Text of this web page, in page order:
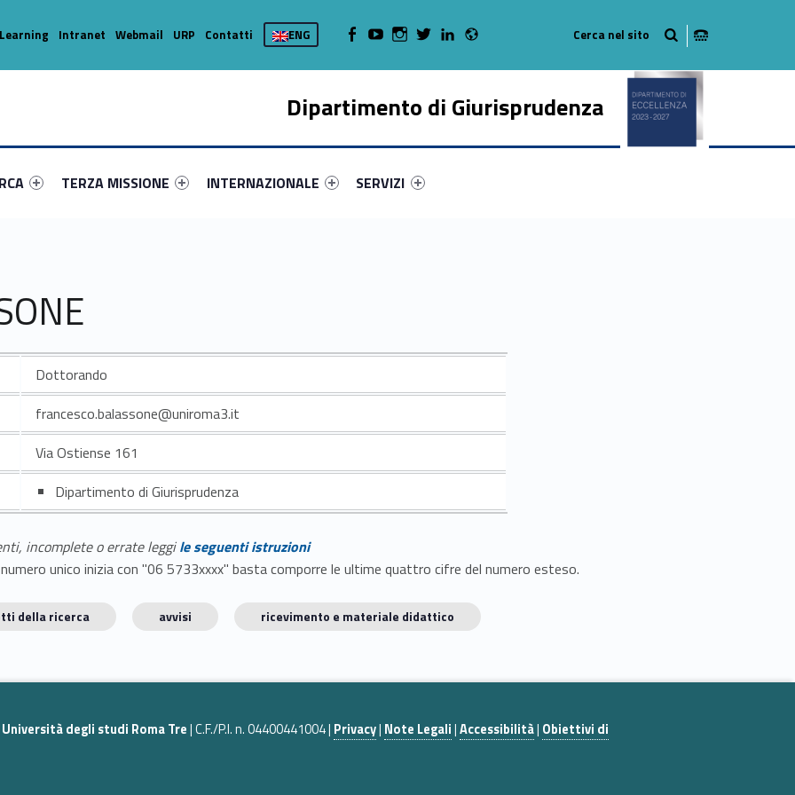
Dipartimento di Giurisprudenza
primary-36021-16
#link-menu-primary-28135-37
Link identifier #link-menu-primary-11582-45
TERZA MISSIONE
Link identifier #link-menu-primary-56295-50
INTERNAZIONALE
Link identifier #link-menu-primary-90198-62
SERVIZI
Intranet Webmail URP Contatti ENG WebMan on Facebook
WebMan on YoutubeWebMan on Instagram
WebMan on TwitterWebMan on LinkedIn
Dottorando
francesco.balassone@uniroma3.it
Via Ostiense 161
Dipartimento di Giurisprudenza
incomplete o errate leggile seguenti istruzioni
unico inizia con "06 5733xxxx" basta comporre le ultime quattro cifre del numero esteso.
della ricerca avvisi ricevimento e materiale didattico
Università degli studi Roma Tre| C.F./P.I. n. 04400441004 | Privacy| Note Legali|Accessibilità| Obiettivi di